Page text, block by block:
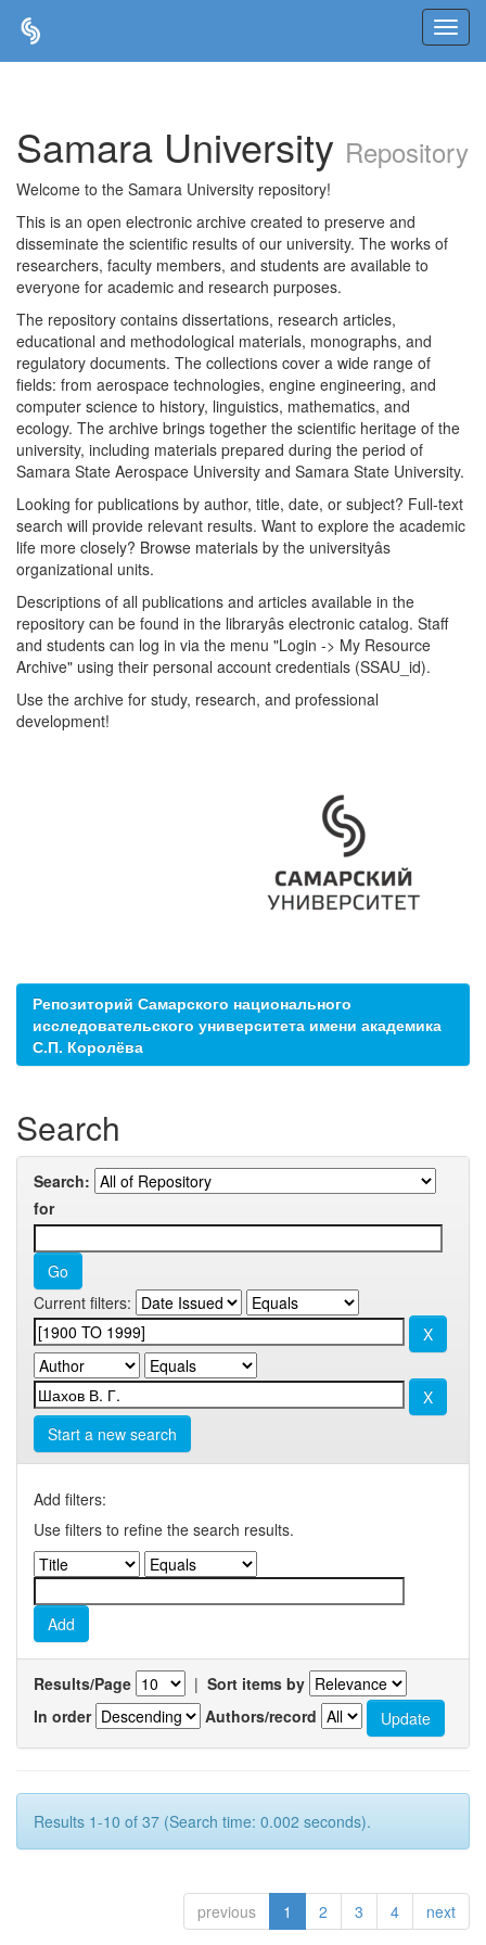
Samara University Repository
Welcome to the Samara University repository!
This is an open electronic archive created to preserve and
disseminate the scientific results of our university. The works of
researchers, faculty members, and students are available to
everyone for academic and research purposes.
The repository contains dissertations, research articles,
educational and methodological materials, monographs, and
regulatory documents. The collections cover a wide range of
fields: from aerospace technologies, engine engineering, and
computer science to history, linguistics, mathematics, and
ecology. The archive brings together the scientific heritage of the
university, including materials prepared during the period of
Samara State Aerospace University and Samara State University.
Looking for publications by author, title, date, or subject? Full-text
search will provide relevant results. Want to explore the academic
life more closely? Browse materials by the universityâs
organizational units.
Descriptions of all publications and articles available in the
repository can be found in the libraryâs electronic catalog. Staff
and students can log in via the menu "Login -> My Resource
Archive" using their personal account credentials (SSAU_id).
Use the archive for study, research, and professional
development!
Репозиторий Самарского национального
исследовательского университета имени академика
С.П. Королёва
Search
Search:
for
Current filters:
Start a new search
Add filters:
Use filters to refine the search results.
Results/Page | Sort items by
In order
Authors/record
Results 1-10 of 37 (Search time: 0.002 seconds).
previous 1 2 3 4 next